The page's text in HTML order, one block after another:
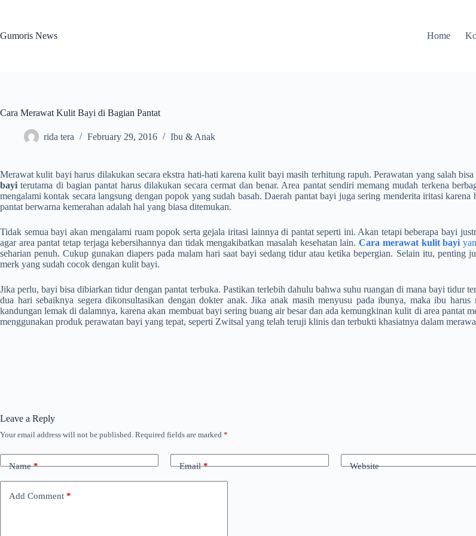
Gumoris News
Home
Cara Merawat Kulit Bayi di Bagian Pantat
rida tera February 29, 2016 Ibu & Anak
Merawat kulit bayi harus dilakukan secara ekstra hati-hati karena kulit bayi masih terhitung rapuh. Perawatan yang salah
bayi terutama di bagian pantat harus dilakukan secara cermat dan benar. Area pantat sendiri memang mudah terkena
mengalami kontak secara langsung dengan popok yang sudah basah. Daerah pantat bayi juga sering menderita iritasi
pantat berwarna kemerahan adalah hal yang biasa ditemukan.
Tidak semua bayi akan mengalami ruam popok serta gejala iritasi lainnya di pantat seperti ini. Akan tetapi beberapa bayi
agar area pantat tetap terjaga kebersihannya dan tidak mengakibatkan masalah kesehatan lain.Cara merawat kulit bayi
seharian penuh. Cukup gunakan diapers pada malam hari saat bayi sedang tidur atau ketika bepergian. Selain itu,
merk yang sudah cocok dengan kulit bayi.
Jika perlu, bayi bisa dibiarkan tidur dengan pantat terbuka. Pastikan terlebih dahulu bahwa suhu ruangan di mana bayi tidur
dua hari sebaiknya segera dikonsultasikan dengan dokter anak. Jika anak masih menyusu pada ibunya, maka ibu
kandungan lemak di dalamnya, karena akan membuat bayi sering buang air besar dan ada kemungkinan kulit di area pantat
menggunakan produk perawatan bayi yang tepat, seperti Zwitsal yang telah teruji klinis dan terbukti khasiatnya dalam
Leave a Reply
Your email address will not be published. Required fields are marked *
Name* Email* Website
Add Comment *